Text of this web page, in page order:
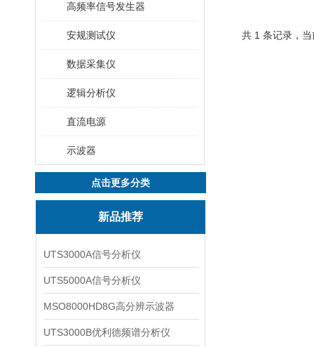
高频率信号发生器
安规测试仪
数据采集仪
逻辑分析仪
直流电源
示波器
点击更多分类
新品推荐
UTS3000A信号分析仪
UTS5000A信号分析仪
MSO8000HD8G高分辨示波器
UTS3000B优利德频谱分析仪
共 1 条记录，